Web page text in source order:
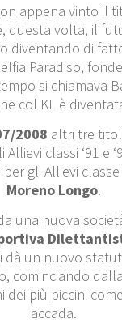
appena vinto il
questa volta, il
diventando di
Paradiso,
si chiamava
col KL è
2008 altri tre
Allievi classi ‘91 e
gli Allievi
Moreno Longo.
una nuova
dà un nuovo
comin­ciando
dei più piccini
accada.